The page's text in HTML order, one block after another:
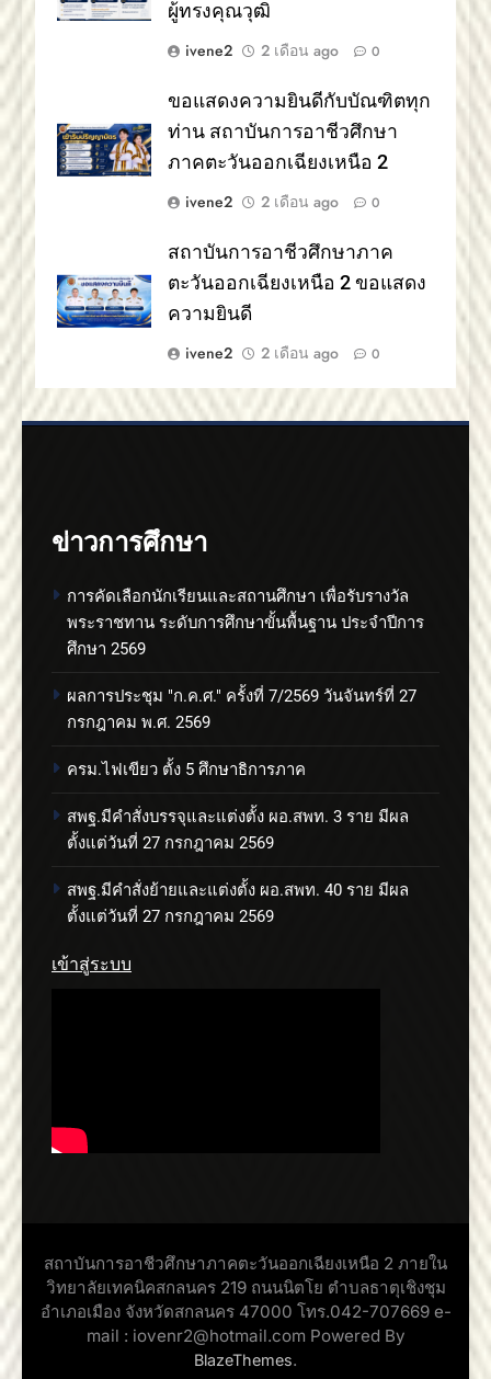
ผู้ทรงคุณวุฒิ
ivene2
2 เดือน ago 0
ขอแสดงความยินดีกับบัณฑิตทุก
ท่าน สถาบันการอาชีวศึกษา
ภาคตะวันออกเฉียงเหนือ 2
ivene2
2 เดือน ago 0
สถาบันการอาชีวศึกษาภาค
ตะวันออกเฉียงเหนือ 2 ขอแสดง
ความยินดี
ivene2
2 เดือน ago 0
ข่าวการศึกษา
การคัดเลือกนักเรียนและสถานศึกษา เพื่อรับรางวัล
พระราชทาน ระดับการศึกษาขั้นพื้นฐาน ประจำปีการ
ศึกษา 2569
ผลการประชุม "ก.ค.ศ." ครั้งที่ 7/2569 วันจันทร์ที่ 27
กรกฎาคม พ.ศ. 2569
ครม.ไฟเขียว ตั้ง 5 ศึกษาธิการภาค
สพฐ.มีคำสั่งบรรจุและแต่งตั้ง ผอ.สพท. 3 ราย มีผล
ตั้งแต่วันที่ 27 กรกฎาคม 2569
สพฐ.มีคำสั่งย้ายและแต่งตั้ง ผอ.สพท. 40 ราย มีผล
ตั้งแต่วันที่ 27 กรกฎาคม 2569
เข้าสู่ระบบ
สถาบันการอาชีวศึกษาภาคตะวันออกเฉียงเหนือ 2 ภายใน
วิทยาลัยเทคนิคสกลนคร 219 ถนนนิตโย ตำบลธาตุเชิงชุม
อำเภอเมือง จังหวัดสกลนคร 47000 โทร.042-707669 e-
mail : iovenr2@hotmail.com Powered By
BlazeThemes.